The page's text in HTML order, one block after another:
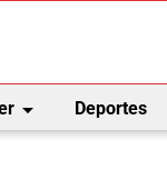
arrow_drop_down Deportes